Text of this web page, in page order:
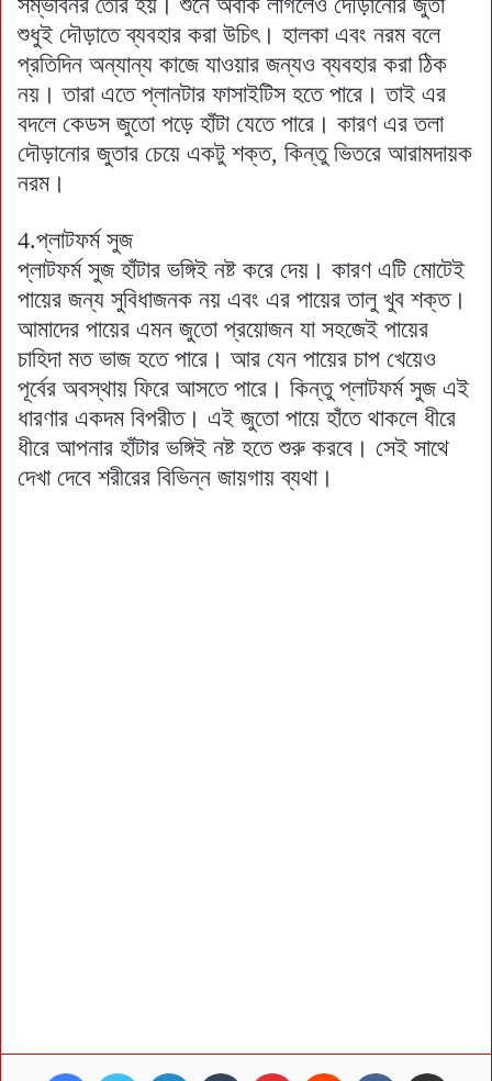
শুধুই দৌড়াতে ব্যবহার করা উচিৎ। হালকা এবং নরম বলে
প্রতিদিন অন্যান্য কাজে যাওয়ার জন্যও ব্যবহার করা ঠিক
নয়। তারা এতে প্লানটার ফাসাইটিস হতে পারে। তাই এর
বদলে কেডস জুতো পড়ে হাঁটা যেতে পারে। কারণ এর তলা
দৌড়ানোর জুতার চেয়ে একটু শক্ত, কিন্তু ভিতরে আরামদায়ক
নরম।
4.প্লাটফর্ম সুজ
প্লাটফর্ম সুজ হাঁটার ভঙ্গিই নষ্ট করে দেয়। কারণ এটি মোটেই
পায়ের জন্য সুবিধাজনক নয় এবং এর পায়ের তালু খুব শক্ত।
আমাদের পায়ের এমন জুতো প্রয়োজন যা সহজেই পায়ের
চাহিদা মত ভাজ হতে পারে। আর যেন পায়ের চাপ খেয়েও
পূর্বের অবস্থায় ফিরে আসতে পারে। কিন্তু প্লাটফর্ম সুজ এই
ধারণার একদম বিপরীত। এই জুতো পায়ে হাঁতে থাকলে ধীরে
ধীরে আপনার হাঁটার ভঙ্গিই নষ্ট হতে শুরু করবে। সেই সাথে
দেখা দেবে শরীরের বিভিন্ন জায়গায় ব্যথা।
Facebook Twitter LinkedIn Tumblr Pinterest Reddit VKontakte